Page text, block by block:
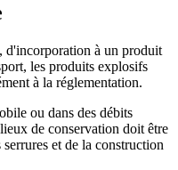
d'incorporation à un produit
les produits explosifs
à la réglementation.
ou dans des débits
de conservation doit être
et de la construction